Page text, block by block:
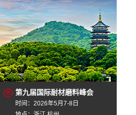
第九届国际耐材磨料峰会
时间：2026年5月7-8日